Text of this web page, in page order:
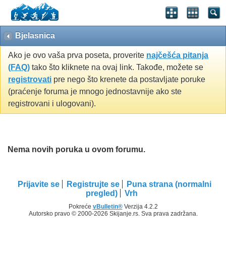
Bjelasnica
Ako je ovo vaša prva poseta, proverite najčešća pitanja
(FAQ) tako što kliknete na ovaj link. Takođe, možete se
registrovati pre nego što krenete da postavljate poruke
(praćenje foruma je mnogo jednostavnije ako ste
registrovani i ulogovani).
Nema novih poruka u ovom forumu.
Prijavite se Registrujte se
Puna strana (normalni
pregled)
Vrh
Pokreće vBulletin®Verzija 4.2.2
Autorsko pravo © 2000-2026 Skijanje.rs. Sva prava zadržana.